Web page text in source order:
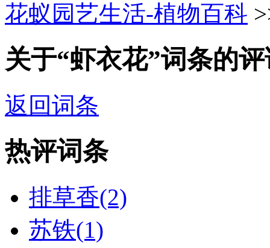
花蚁园艺生活-植物百科
关于“虾衣花”词条的
返回词条
热评词条
排草香(2)
苏铁(1)